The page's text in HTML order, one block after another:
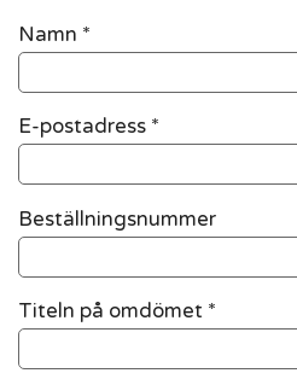
Namn *
E-postadress *
Beställningsnummer
Titeln på omdömet *